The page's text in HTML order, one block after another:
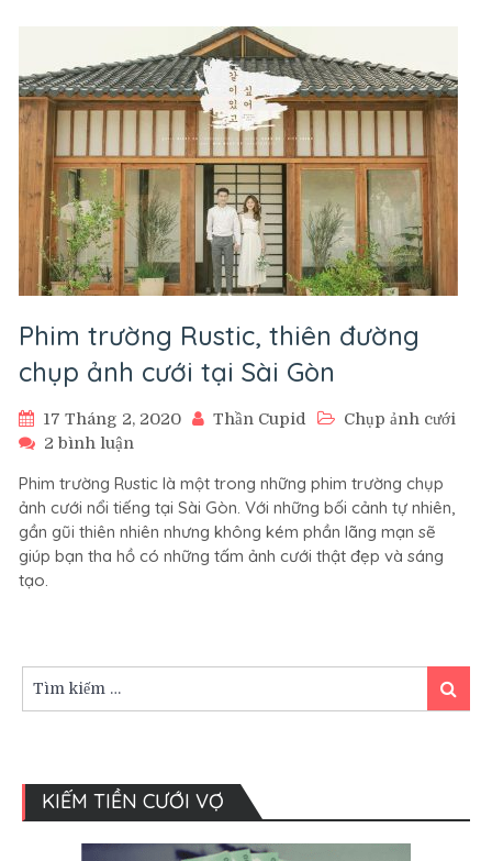
sông
Sài
Gòn
Phim trường Rustic, thiên đường
chụp ảnh cưới tại Sài Gòn
17 Tháng 2, 2020 Thần Cupid
Chụp ảnh cưới
2 bình luận
trường
Rustic,
thiên
đường
Sài
Phim trường Rustic là một trong những phim trường chụp
ảnh cưới nổi tiếng tại Sài Gòn. Với những bối cảnh tự nhiên,
gần gũi thiên nhiên nhưng không kém phần lãng mạn sẽ
giúp bạn tha hồ có những tấm ảnh cưới thật đẹp và sáng
tạo.
kiếm:
Tìm
kiếm
KIẾM TIỀN CƯỚI VỢ